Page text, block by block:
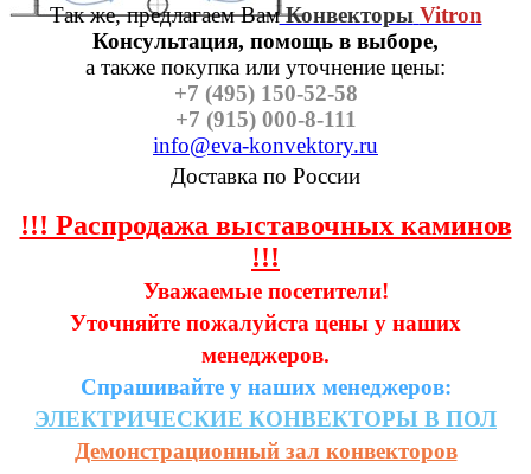
Так же, предлагаем ВамКонвекторы Vitron
Консультация, помощь в выборе,
а также покупка или уточнение цены:
+7 (495) 150-52-58
+7 (915) 000-8-111
info@eva-konvektory.ru
Доставка по России
!!! Распродажа выставочных каминов
!!!
Уважаемые посетители!
Уточняйте пожалуйста цены у наших
менеджеров.
Спрашивайте у наших менеджеров:
ЭЛЕКТРИЧЕСКИЕ КОНВЕКТОРЫ В ПОЛ
Демонстрационный зал конвекторов